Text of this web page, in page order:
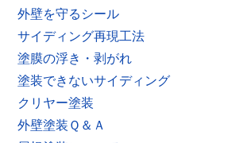
外壁を守るシール
サイディング再現工法
塗膜の浮き・剥がれ
塗装できないサイディング
クリヤー塗装
外壁塗装Ｑ＆Ａ